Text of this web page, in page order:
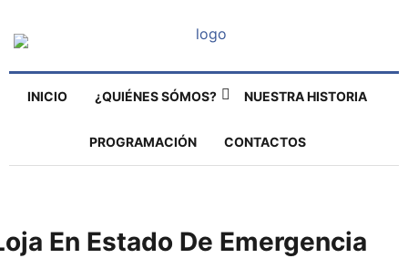
INICIO ¿QUIÉNES SÓMOS? NUESTRA HISTORIA
PROGRAMACIÓN CONTACTOS
En Estado De Emergencia